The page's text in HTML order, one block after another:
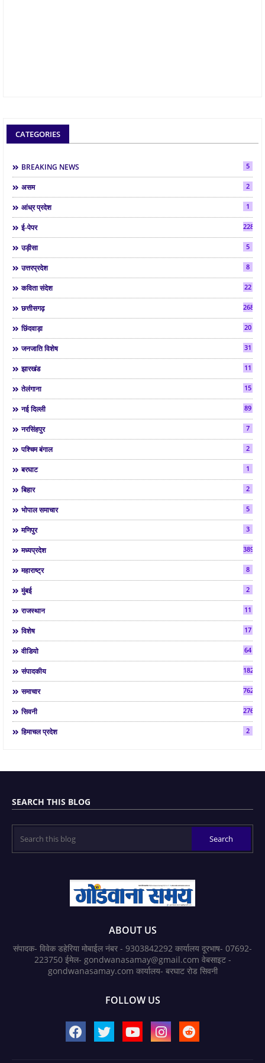
CATEGORIES
BREAKING NEWS 5
असम 2
आंध्र प्रदेश 1
ई-पेपर 2286
उड़ीसा 5
उत्तरप्रदेश 8
कविता संदेश 22
छत्तीसगढ़ 268
छिंदवाड़ा 20
जनजाति विशेष 31
झारखंड 11
तेलंगाना 15
नई दिल्ली 89
नरसिंहपुर 7
पश्चिम बंगाल 2
बरघाट 1
बिहार 2
भोपाल समाचार 5
मणिपुर 3
मध्यप्रदेश 3892
महाराष्ट्र 8
मुंबई 2
राजस्थान 11
विशेष 17
वीडियो 64
संपादकीय 182
समाचार 7624
सिवनी 2763
हिमाचल प्रदेश 2
SEARCH THIS BLOG
ABOUT US
संपादक- विवेक डहेरिया मोबाईल नंबर - 9303842292 कार्यालय दूरभाष- 07692-
223750 ईमेल- gondwanasamay@gmail.com वेबसाइट -
gondwanasamay.com कार्यालय- बरघाट रोड सिवनी
FOLLOW US